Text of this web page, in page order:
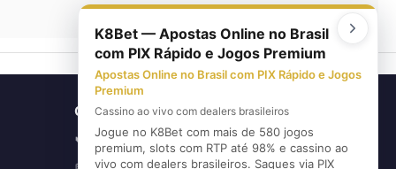
CONTATO
📞 (11) 5626-3420
K8Bet — Apostas Online no Brasil
com PIX Rápido e Jogos Premium
Apostas Online no Brasil com PIX Rápido e Jogos
Premium
Cassino ao vivo com dealers brasileiros
Jogue no K8Bet com mais de 580 jogos
premium, slots com RTP até 98% e cassino ao
vivo com dealers brasileiros. Saques via PIX